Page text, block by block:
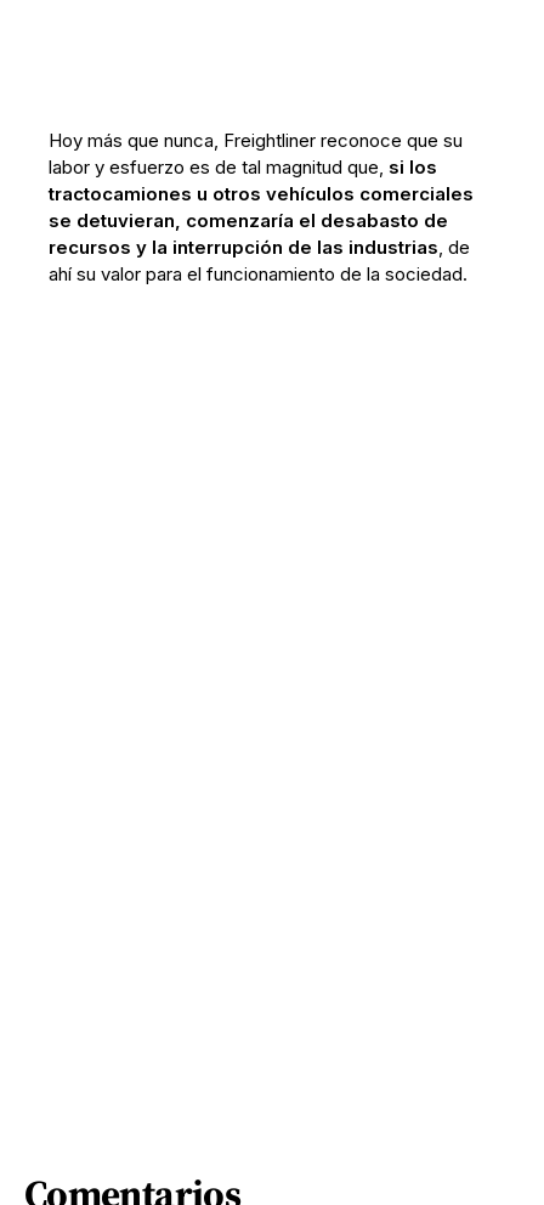
Hoy más que nunca, Freightliner reconoce que su
labor y esfuerzo es de tal magnitud que, si los
tractocamiones u otros vehículos comerciales
se detuvieran, comenzaría el desabasto de
recursos y la interrupción de las industrias, de
ahí su valor para el funcionamiento de la sociedad.